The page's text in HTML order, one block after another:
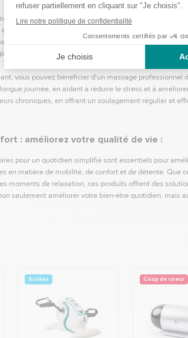
Complets pour Soulager les Tensions
équipements luxueux conçus pour offrir des
équipés de diverses fonctionnalités, telles que des
de pression ajustables.
vous pouvez bénéficier d'un massage
journée, en aidant à réduire le stress et à
chroniques, en offrant un soulagement régulier et
: améliorez votre qualité de vie :
pour un quotidien simplifié sont essentiels pour
en matière de mobilité, de confort et de détente. Que
moments de relaxation, ces produits offrent des
seulement améliorer votre bien-être quotidien, mais
Soldes Coup de coeur